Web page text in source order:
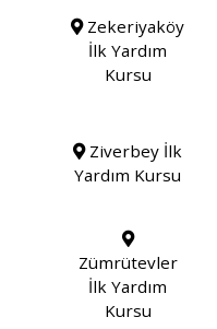
Zekeriyaköy
İlk Yardım
Kursu
Ziverbey İlk
Yardım Kursu
Zümrütevler
İlk Yardım
Kursu